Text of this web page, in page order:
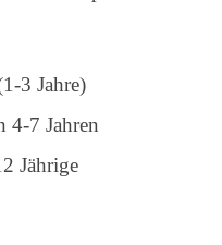
3 Jahre)
4-7 Jahren
Jährige